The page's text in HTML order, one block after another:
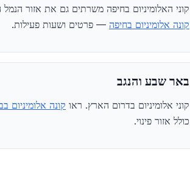
קוני האלומיניום בחיפה משרתים גם את אזור הנמל
קונה אלומיניום בחיפה — פרטים ושעות פעילות.
באר שבע והנגב
קוני אלומיניום בדרום הארץ. ראו קונה אלומיניום
כולל אזור פינוי.